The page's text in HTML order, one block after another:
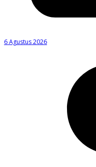
6 Agustus 2026